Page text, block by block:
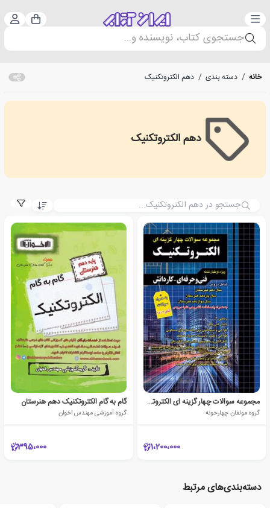
دسته‌بندی سبد
جستجوی کتاب، نویسنده و...
خانه / دسته بندی / دهم الکتروتکنیک
دهم الکتروتکنیک
دهم الکتروتکنیک
مجموعه سوالات چهار گزینه ای الکتروتکنیک
گروه مولفان چهارخونه
1،200،000
گام به گام الکتروتکنیک دهم هنرستان
گروه آموزشی مهندس اخوان
395،000
دسته‌بندی‌های مرتبط